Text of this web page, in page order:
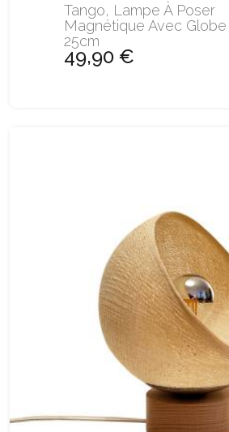
Tango, Lampe À Poser
Magnétique Avec Globe
25cm
49,90 €